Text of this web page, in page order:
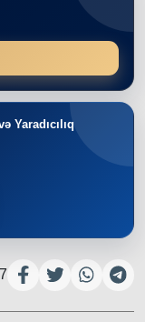
Yaradıcılıq